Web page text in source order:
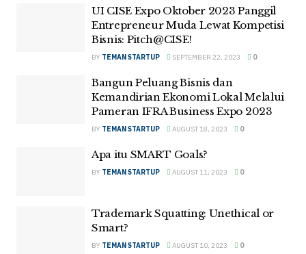
UI CISE Expo Oktober 2023 Panggil
Entrepreneur Muda Lewat Kompetisi
Bisnis: Pitch@CISE!
BY TEMAN STARTUP SEPTEMBER 22, 2023 0
Bangun Peluang Bisnis dan
Kemandirian Ekonomi Lokal Melalui
Pameran IFRA Business Expo 2023
BY TEMAN STARTUP AUGUST 18, 2023 0
Apa itu SMART Goals?
BY TEMAN STARTUP AUGUST 11, 2023 0
Trademark Squatting: Unethical or
Smart?
BY TEMAN STARTUP AUGUST 10, 2023 0